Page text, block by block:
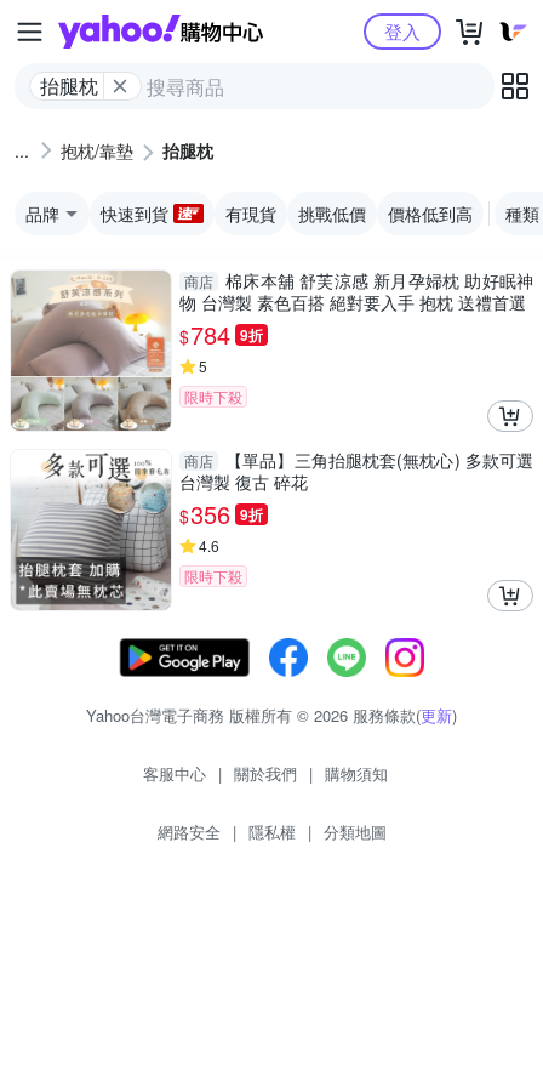
Yahoo購物中心
抬腿枕
登入
抱枕/靠墊 抬腿枕
品牌 快速到貨 有現貨 挑戰低價 價格低到高 種類
商店 棉床本舖 舒芙涼感 新月孕婦枕 助好眠神
物 台灣製 素色百搭 絕對要入手 抱枕 送禮首選
$784 9折
5
限時下殺
商店
【單品】三角抬腿枕套(無枕心) 多款可選
台灣製 復古 碎花
$356 9折
4.6
限時下殺
Yahoo台灣電子商務 版權所有 © 2026 服務條款(更新)
客服中心 | 關於我們 | 購物須知
網路安全 | 隱私權 | 分類地圖